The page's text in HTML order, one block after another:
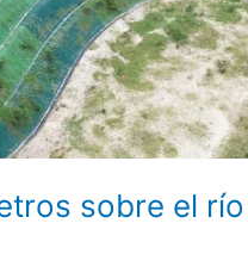
sobre el